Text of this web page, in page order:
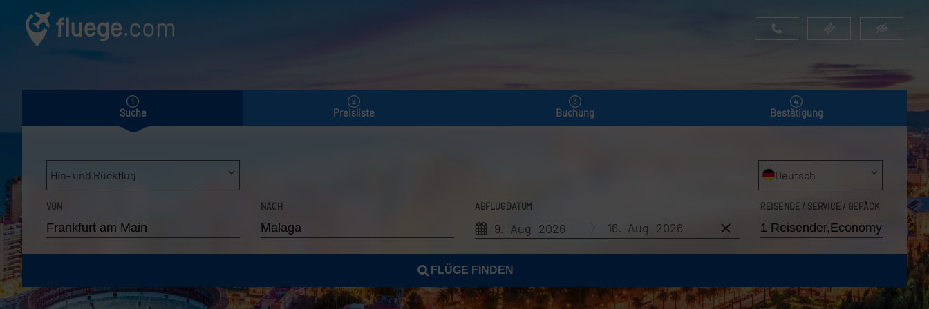
fluege.com
Suche Preisliste Buchung Bestätigung
Hin- und Rückflug Deutsch
VON NACH ABFLUGDATUM
9. Aug 2026 16. Aug 2026
REISENDE / SERVICE / GEPÄCK
FLÜGE FINDEN